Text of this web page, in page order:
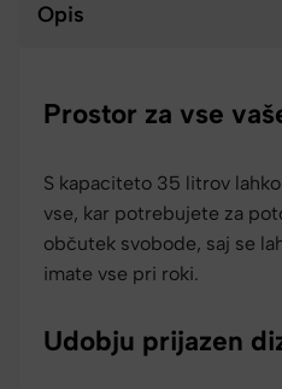
Opis
Prostor za vse
S kapaciteto 35 litrov
vse, kar potrebujete za
občutek svobode, saj se
imate vse pri roki.
Udobju prijazen